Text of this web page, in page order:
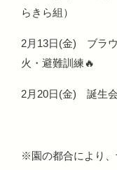
らきら組）
2月13日(金) ブラ
火・避難訓練🔥
2月20日(金) 誕生
※園の都合により、